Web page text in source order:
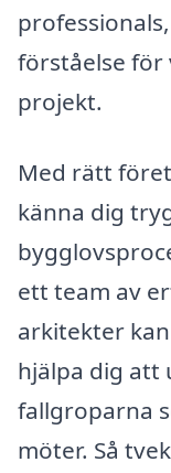
förståelse för
projekt.
Med rätt
känna dig
ett team av
arkitekter
hjälpa dig att
fallgroparna
möter. Så